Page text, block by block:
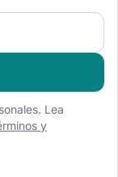
contenido
Lea
y